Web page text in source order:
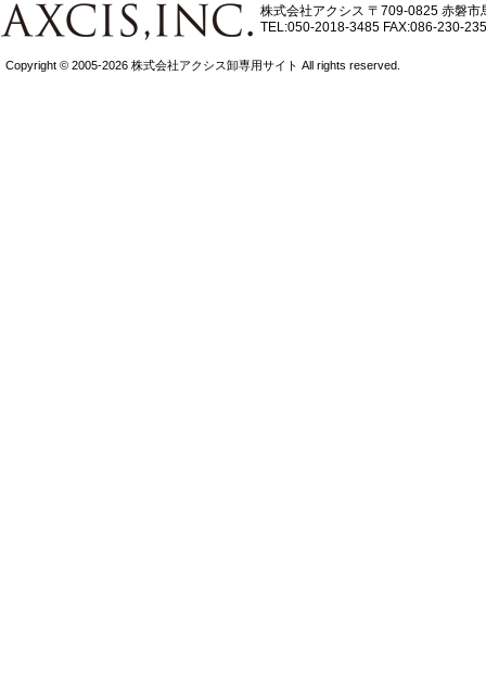
株式会社アクシス 〒709-0825 赤磐市
TEL:050-2018-3485 FAX:086-230-
Copyright © 2005-2026 株式会社アクシス卸専用サイト All rights reserved.